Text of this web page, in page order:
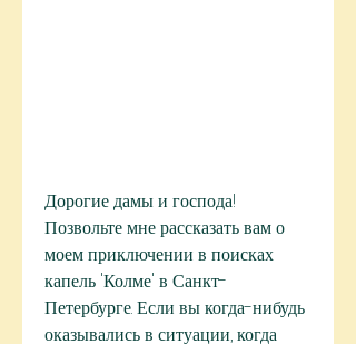
Дорогие дамы и господа!
Позвольте мне рассказать вам о
моем приключении в поисках
капель 'Колме' в Санкт-
Петербурге. Если вы когда-нибудь
оказывались в ситуации, когда